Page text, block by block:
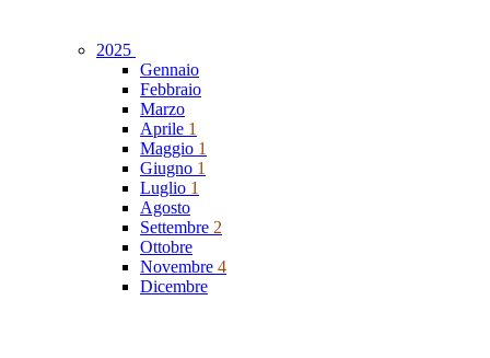
2025
Gennaio
Febbraio
Marzo
Aprile 1
Maggio 1
Giugno 1
Luglio 1
Agosto
Settembre 2
Ottobre
Novembre 4
Dicembre